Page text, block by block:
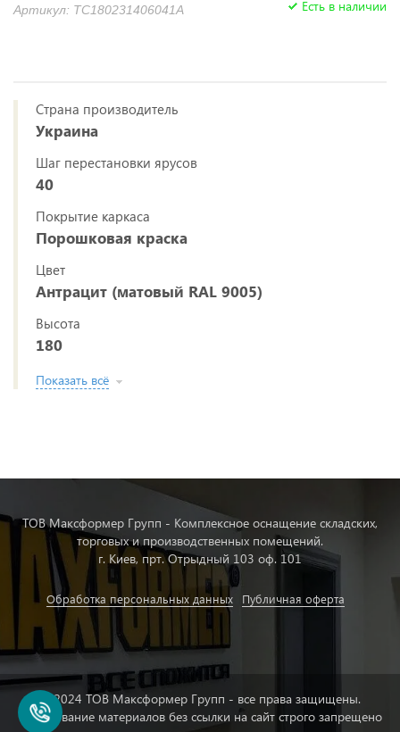
Артикул: TC180231406041A Есть в наличии
Страна производитель
Украина
Шаг перестановки ярусов
40
Покрытие каркаса
Порошковая краска
Цвет
Антрацит (матовый RAL 9005)
Высота
180
Показать всё
ТОВ Максформер Групп - Комплексное оснащение складских,
торговых и производственных помещений.
г. Киев, прт. Отрыдный 103 оф. 101
Обработка персональных данных Публичная оферта
© 2024 ТОВ Максформер Групп - все права защищены.
Копирование материалов без ссылки на сайт строго запрещено